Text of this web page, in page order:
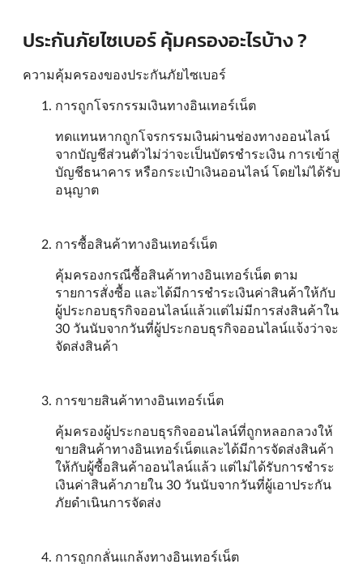
ประกันภัยไซเบอร์ คุ้มครองอะไรบ้าง ?
ความคุ้มครองของประกันภัยไซเบอร์
การถูกโจรกรรมเงินทางอินเทอร์เน็ต
ทดแทนหากถูกโจรกรรมเงินผ่านช่องทางออนไลน์
จากบัญชีส่วนตัวไม่ว่าจะเป็นบัตรชำระเงิน การเข้าสู่
บัญชีธนาคาร หรือกระเป๋าเงินออนไลน์ โดยไม่ได้รับ
อนุญาต
การซื้อสินค้าทางอินเทอร์เน็ต
คุ้มครองกรณีซื้อสินค้าทางอินเทอร์เน็ต ตาม
รายการสั่งซื้อ และได้มีการชำระเงินค่าสินค้าให้กับ
ผู้ประกอบธุรกิจออนไลน์แล้วเเต่ไม่มีการส่งสินค้าใน
30 วันนับจากวันที่ผู้ประกอบธุรกิจออนไลน์แจ้งว่าจะ
จัดส่งสินค้า
การขายสินค้าทางอินเทอร์เน็ต
คุ้มครองผู้ประกอบธุรกิจออนไลน์ที่ถูกหลอกลวงให้
ขายสินค้าทางอินเทอร์เน็ตและได้มีการจัดส่งสินค้า
ให้กับผู้ซื้อสินค้าออนไลน์แล้ว แต่ไม่ได้รับการชำระ
เงินค่าสินค้าภายใน 30 วันนับจากวันที่ผู้เอาประกัน
ภัยดำเนินการจัดส่ง
การถูกกลั่นแกล้งทางอินเทอร์เน็ต